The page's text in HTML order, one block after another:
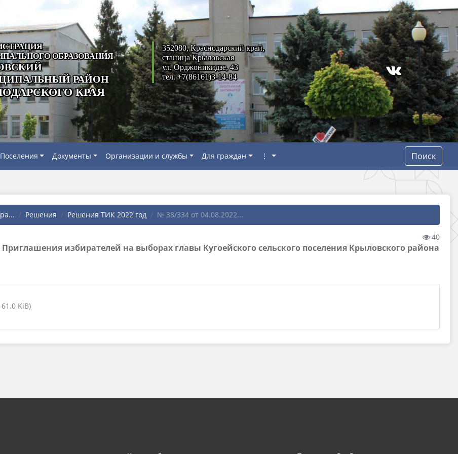
ОБРАЗОВАНИЯ
РАЙОН
КРАЯ
352080, Краснодарский край,
станица Крыловская
ул. Орджоникидзе, 43
тел. +7(86161)3-14-84
Поселения Документы Организации и службы Для граждан ⋮ Поиск
Решения Решения ТИК 2022 год № 38/334 от 04.08.2022...
40
избирателей на выборах главы Кугоейского сельского поселения Крыловского района
KiB)